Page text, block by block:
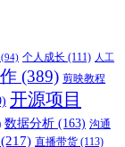
(94) 个人成长 (111) 人工
(389) 剪映教程
开源项目
数据分析 (163) 沟通
(217) 直播带货 (113)